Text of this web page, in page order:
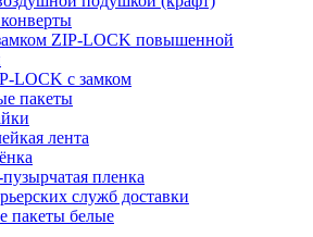
ZIP-LOCK повышенной
LOCK с замком
пакеты
лента
пленка
служб доставки
пакеты белые